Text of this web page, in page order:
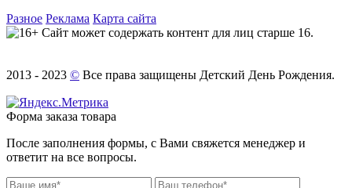
Разное Реклама Карта сайта
Сайт может содержать контент для лиц старше 16.
2013 - 2023 © Все права защищены Детский День Рождения.
Форма заказа товара
После заполнения формы, с Вами свяжется менеджер и
ответит на все вопросы.